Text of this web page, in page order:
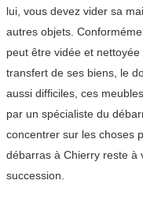
lui, vous devez vider sa
autres objets.
peut être vidée et
transfert de ses biens, le
aussi difficiles, ces
par un spécialiste du
concentrer sur les choses
débarras à Chierry reste à
succession.